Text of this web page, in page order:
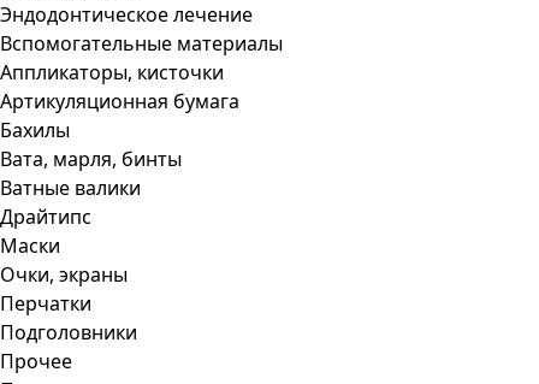
Эндодонтическое лечение
Вспомогательные материалы
Аппликаторы, кисточки
Артикуляционная бумага
Бахилы
Вата, марля, бинты
Ватные валики
Драйтипс
Маски
Очки, экраны
Перчатки
Подголовники
Прочее